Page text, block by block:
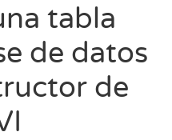
tabla
de datos
de